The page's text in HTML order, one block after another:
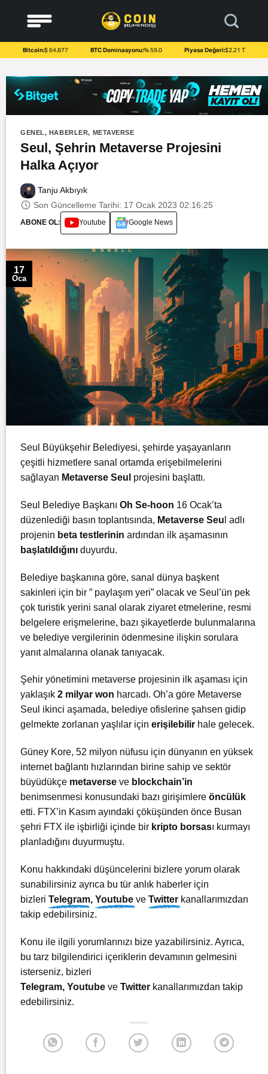
content
Bitcoin:$ 64.877 BTC Dominasyonu:% 59.0 Piyasa Değeri:$2.21 T
GENEL, HABERLER, METAVERSE
Seul, Şehrin Metaverse Projesini
Halka Açıyor
Tanju Akbıyık
Son Güncelleme Tarihi: 17 Ocak 2023 02:16:25
ABONE OL: Youtube Google News
17
Oca
Seul Büyükşehir Belediyesi, şehirde yaşayanların
çeşitli hizmetlere sanal ortamda erişebilmelerini
sağlayan Metaverse Seul projesini başlattı.
Seul Belediye Başkanı Oh Se-hoon 16 Ocak’ta
düzenlediği basın toplantısında, Metaverse Seu l adlı
projenin beta testlerinin ardından ilk aşamasının
başlatıldığını duyurdu.
Belediye başkanına göre, sanal dünya başkent
sakinleri için bir ” paylaşım yeri” olacak ve Seul’ün pek
çok turistik yerini sanal olarak ziyaret etmelerine, resmi
belgelere erişmelerine, bazı şikayetlerde bulunmalarına
ve belediye vergilerinin ödenmesine ilişkin sorulara
yanıt almalarına olanak tanıyacak.
Şehir yönetimini metaverse projesinin ilk aşaması için
yaklaşık 2 milyar won harcadı. Oh’a göre Metaverse
Seul ikinci aşamada, belediye ofislerine şahsen gidip
gelmekte zorlanan yaşlılar için erişilebilir hale gelecek.
Güney Kore, 52 milyon nüfusu için dünyanın en yüksek
internet bağlantı hızlarından birine sahip ve sektör
büyüdükçe metaverse ve blockchain’in
benimsenmesi konusundaki bazı girişimlere öncülük
etti. FTX’in Kasım ayındaki çöküşünden önce Busan
şehri FTX ile işbirliği içinde bir kripto borsası kurmayı
planladığını duyurmuştu.
Konu hakkındaki düşüncelerini bizlere yorum olarak
sunabilirsiniz ayrıca bu tür anlık haberler için
bizleri Telegram, Youtube ve Twitter kanallarımızdan
takip edebilirsiniz.
Konu ile ilgili yorumlarınızı bize yazabilirsiniz. Ayrıca,
bu tarz bilgilendirici içeriklerin devamının gelmesini
isterseniz, bizleri
Telegram, Youtube ve Twitter kanallarımızdan takip
edebilirsiniz.